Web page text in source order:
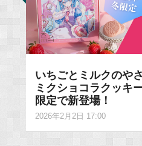
いちごとミルクのや
ミクショコラクッキ
限定で新登場！
2026年2月2日 17:00